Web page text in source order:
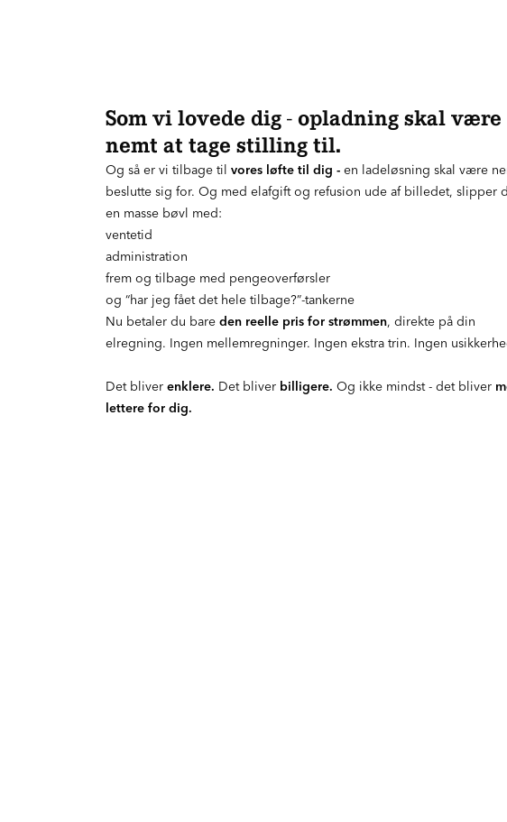
Som vi lovede dig - opladning skal være
nemt at tage stilling til.
Og så er vi tilbage til vores løfte til dig - en ladeløsning skal være
beslutte sig for. Og med elafgift og refusion ude af billedet, slipper
en masse bøvl med:
ventetid
administration
frem og tilbage med pengeoverførsler
og “har jeg fået det hele tilbage?”-tankerne
Nu betaler du bare den reelle pris for strømmen, direkte på din
elregning. Ingen mellemregninger. Ingen ekstra trin. Ingen
Det bliver enklere. Det bliver billigere. Og ikke mindst - det bliver
lettere for dig.